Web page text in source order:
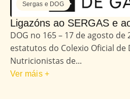
Sergas e DOG
Ligazóns ao SERGAS e
DOG no 165 – 17 de agosto
estatutos do Colexio Oficial de
Nutricionistas de...
Ver máis +